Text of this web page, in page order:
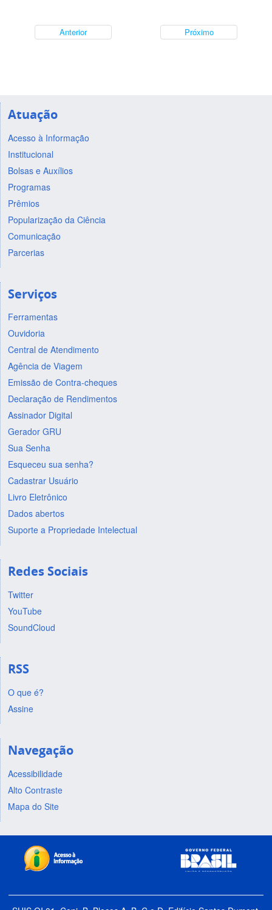
Anterior Próximo
Atuação
Acesso à Informação
Institucional
Bolsas e Auxílios
Programas
Prêmios
Popularização da Ciência
Comunicação
Parcerias
Serviços
Ferramentas
Ouvidoria
Central de Atendimento
Agência de Viagem
Emissão de Contra-cheques
Declaração de Rendimentos
Assinador Digital
Gerador GRU
Sua Senha
Esqueceu sua senha?
Cadastrar Usuário
Livro Eletrônico
Dados abertos
Suporte a Propriedade Intelectual
Redes Sociais
Twitter
YouTube
SoundCloud
RSS
O que é?
Assine
Navegação
Acessibilidade
Alto Contraste
Mapa do Site